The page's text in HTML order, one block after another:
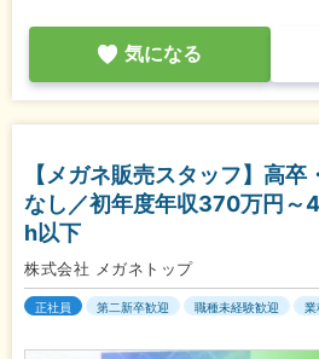
気になる
【メガネ販売スタッフ】高
なし／初年度年収370万円～
h以下
株式会社 メガネトップ
正社員 第二新卒歓迎 職種未経験歓迎 業